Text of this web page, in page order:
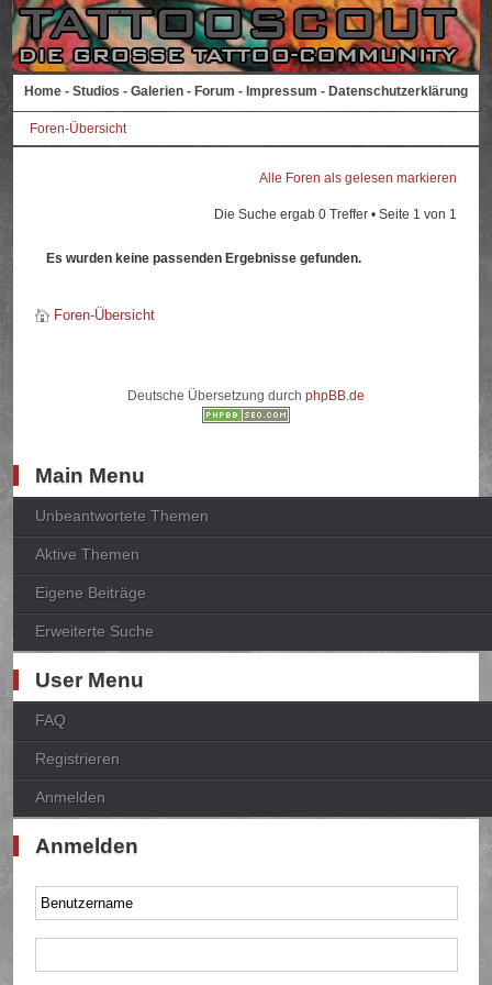
Home - Studios - Galerien - Forum - Impressum - Datenschutzerklärung
Foren-Übersicht
Alle Foren als gelesen markieren
Die Suche ergab 0 Treffer • Seite 1 von 1
Es wurden keine passenden Ergebnisse gefunden.
Foren-Übersicht
Deutsche Übersetzung durch phpBB.de
Main Menu
Unbeantwortete Themen
Aktive Themen
Eigene Beiträge
Erweiterte Suche
User Menu
FAQ
Registrieren
Anmelden
Anmelden